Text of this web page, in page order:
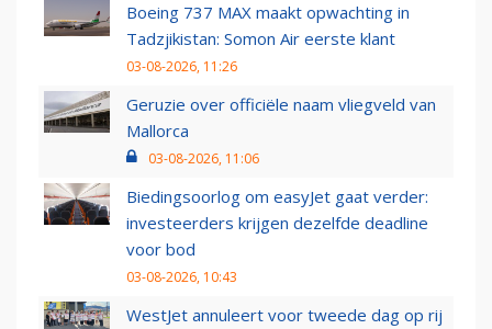
Boeing 737 MAX maakt opwachting in
Tadzjikistan: Somon Air eerste klant
03-08-2026, 11:26
Geruzie over officiële naam vliegveld van
Mallorca
03-08-2026, 11:06
Biedingsoorlog om easyJet gaat verder:
investeerders krijgen dezelfde deadline
voor bod
03-08-2026, 10:43
WestJet annuleert voor tweede dag op rij